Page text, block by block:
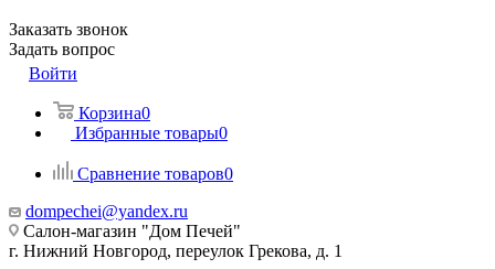
Заказать звонок
Задать вопрос
Войти
Корзина0
Избранные товары0
Сравнение товаров0
dompechei@yandex.ru
Салон-магазин "Дом Печей"
г. Нижний Новгород, переулок Грекова, д. 1